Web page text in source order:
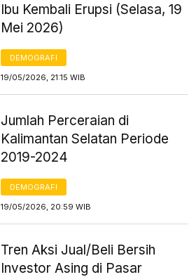
Ibu Kembali Erupsi (Selasa, 19
Mei 2026)
DEMOGRAFI
19/05/2026, 21:15 WIB
Jumlah Perceraian di
Kalimantan Selatan Periode
2019-2024
DEMOGRAFI
19/05/2026, 20:59 WIB
Tren Aksi Jual/Beli Bersih
Investor Asing di Pasar